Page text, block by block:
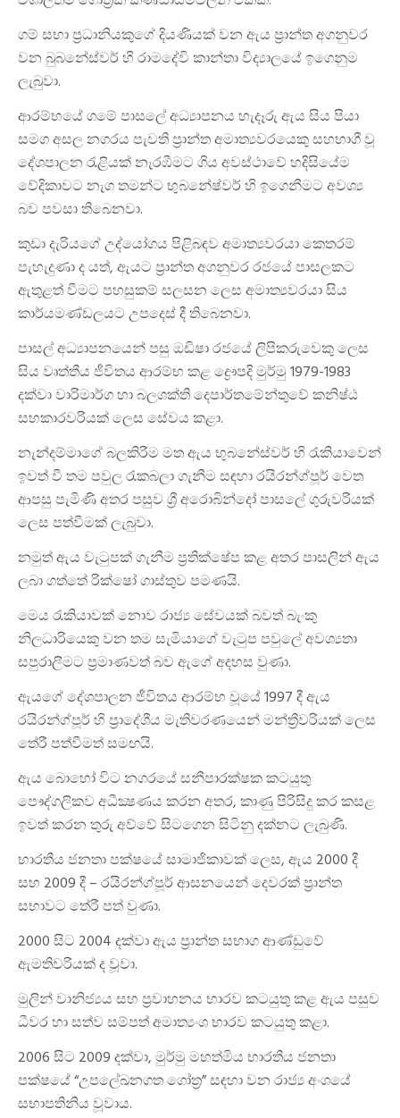
ගම් සභා ප්‍රධානියකුගේ දියණියක් වන ඇය ප්‍රාන්ත අගනුවර
වන බුබනේස්වර් හි රාමදේවි කාන්තා විද්‍යාලයේ ඉගෙනුම
ලැබුවා.
ආරම්භයේ ගමේ පාසලේ අධ්‍යාපනය හැදෑරු ඇය සිය පියා
සමග අසල නගරය පැවති ප්‍රාන්ත අමාත්‍යවරයෙකු සහභාගී වූ
දේශපාලන රැළියක් නැරඹීමට ගිය අවස්ථාවේ හදිසියේම
වේදිකාවට නැග තමන්ට භුබනේෂ්වර් හි ඉගෙනීමට අවශ්‍ය
බව පවසා තිබෙනවා.
කුඩා දැරියගේ උද්යෝගය පිළිබඳව අමාත්‍යවරයා කෙතරම්
පැහැදුණා ද යත්, ඇයට ප්‍රාන්ත අගනුවර රජයේ පාසලකට
ඇතුළත් වීමට පහසුකම් සලසන ලෙස අමාත්‍යවරයා සිය
කාර්යමණ්ඩලයට උපදෙස් දී තිබෙනවා.
පාසල් අධ්‍යාපනයෙන් පසු ඔඩිෂා රජයේ ලිපිකරුවෙකු ලෙස
සිය වෘත්තීය ජීවිතය ආරම්භ කළ ද්‍රෞපදි මුර්මු 1979-1983
දක්වා වාරිමාර්ග හා බලශක්ති දෙපාර්තමේන්තුවේ කනිෂ්ඨ
සහකාරවරියක් ලෙස සේවය කළා.
නැන්දම්මාගේ බලකිරීම මත ඇය භුබනේස්වර් හි රැකියාවෙන්
ඉවත් වී තම පවුල රැකබලා ගැනීම සඳහා රයිරන්ග්පූර් වෙත
ආපසු පැමිණි අතර පසුව ශ්‍රී අරොබින්දෝ පාසලේ ගුරුවරියක්
ලෙස පත්වීමක් ලැබුවා.
නමුත් ඇය වැටුපක් ගැනීම ප්‍රතික්ෂේප කළ අතර පාසලින් ඇය
ලබා ගත්තේ රික්ෂෝ ගාස්තුව පමණයි.
මෙය රැකියාවක් නොව රාජ්‍ය සේවයක් බවත් බැංකු
නිලධාරියෙකු වන තම සැමියාගේ වැටුප පවුලේ අවශ්‍යතා
සපුරාලීමට ප්‍රමාණවත් බව ඇගේ අදහස වුණා.
ඇයගේ දේශපාලන ජීවිතය ආරම්භ වූයේ 1997 දී ඇය
රයිරන්ග්පූර් හි ප්‍රාදේශීය මැතිවරණයෙන් මන්ත්‍රීවරියක් ලෙස
තේරී පත්වීමත් සමඟයි.
ඇය බොහෝ විට නගරයේ සනීපාරක්ෂක කටයුතු
පෞද්ගලිකව අධීක්‍ෂණය කරන අතර, කාණු පිරිසිදු කර කසළ
ඉවත් කරන තුරු අව්වේ සිටගෙන සිටිනු දක්නට ලැබුණි.
භාරතීය ජනතා පක්ෂයේ සාමාජිකාවක් ලෙස, ඇය 2000 දී
සහ 2009 දී – රයිරන්ග්පූර් ආසනයෙන් දෙවරක් ප්‍රාන්ත
සභාවට තේරී පත් වුණා.
2000 සිට 2004 දක්වා ඇය ප්‍රාන්ත සභාග ආණ්ඩුවේ
ඇමතිවරියක් ද වූවා.
මුලින් වානිජ්‍යය සහ ප්‍රවාහනය භාරව කටයුතු කළ ඇය පසුව
ධීවර හා සත්ව සම්පත් අමාත්‍යංශ භාරව කටයුතු කළා.
2006 සිට 2009 දක්වා, මුර්මු මහත්මිය භාරතීය ජනතා
පක්ෂයේ “උපලේඛනගත ගෝත්‍ර” සඳහා වන රාජ්‍ය අංශයේ
සභාපතිනිය වූවාය.